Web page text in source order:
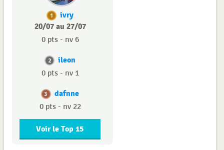
1
ivry
20/07 au 27/07
0 pts - nv 6
2 ileon
0 pts - nv 1
3 dafnne
0 pts - nv 22
Voir le Top 15